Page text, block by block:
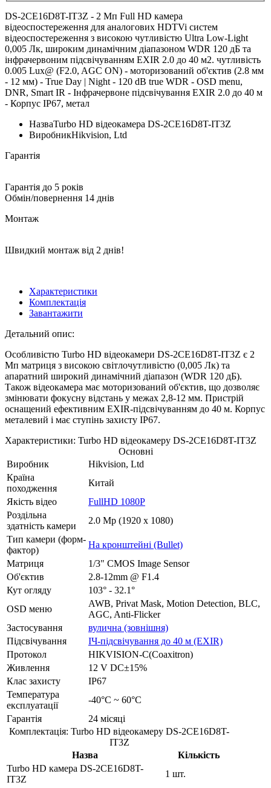
DS-2CE16D8T-IT3Z - 2 Мп Full HD камера
відеоспостереження для аналогових HDTVi систем
відеоспостереження з високою чутливістю Ultra Low-Light
0,005 Лк, широким динамічним діапазоном WDR 120 дБ та
інфрачервоним підсвічуванням EXIR 2.0 до 40 м2. чутливість
0.005 Lux@ (F2.0, AGC ON) - моторизований об'єктив (2.8 мм
- 12 мм) - True Day | Night - 120 dB true WDR - OSD menu,
DNR, Smart IR - Інфрачервоне підсвічування EXIR 2.0 до 40 м
- Корпус IP67, метал
НазваTurbo HD відеокамера DS-2CE16D8T-IT3Z
ВиробникHikvision, Ltd
Гарантія
Гарантія до 5 років
Обмін/повернення 14 днів
Монтаж
Швидкий монтаж від 2 днів!
Характеристики
Комплектація
Завантажити
Детальний опис:
Особливістю Turbo HD відеокамери DS-2CE16D8T-IT3Z є 2
Мп матриця з високою світлочутливістю (0,005 Лк) та
апаратний широкий динамічний діапазон (WDR 120 дБ).
Також відеокамера має моторизований об'єктив, що дозволяє
змінювати фокусну відстань у межах 2,8-12 мм. Пристрій
оснащений ефективним EXIR-підсвічуванням до 40 м. Корпус
металевий і має ступінь захисту IP67.
Характеристики: Turbo HD відеокамеру DS-2CE16D8T-IT3Z
Основні
Виробник
Hikvision, Ltd
Країна
походження
Китай
Якість відео
FullHD 1080P
Роздільна
здатність камери
2.0 Mp (1920 x 1080)
Тип камери (форм-
фактор)
На кронштейні (Bullet)
Матриця
1/3" CMOS Image Sensor
Об'єктив
2.8-12mm @ F1.4
Кут огляду
103° - 32.1°
OSD меню
AWB, Privat Mask, Motion Detection, BLC,
AGC, Anti-Flicker
Застосування
вулична (зовнішня)
Підсвічування
ІЧ-підсвічування до 40 м (EXIR)
Протокол
HIKVISION-C(Coaxitron)
Живлення
12 V DC±15%
Клас захисту
IP67
Температура
експлуатації
-40°C ~ 60°C
Гарантія
24 місяці
Комплектація: Turbo HD відеокамеру DS-2CE16D8T-
IT3Z
Назва
Кількість
Turbo HD камера DS-2CE16D8T-
IT3Z
1 шт.